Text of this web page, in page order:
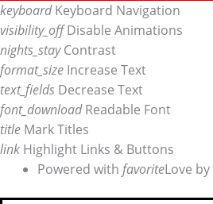
keyboard Keyboard Navigation
visibility_off Disable Animations
nights_stay Contrast
format_size Increase Text
text_fields Decrease Text
font_download Readable Font
title Mark Titles
link Highlight Links & Buttons
Powered with favoriteLove by